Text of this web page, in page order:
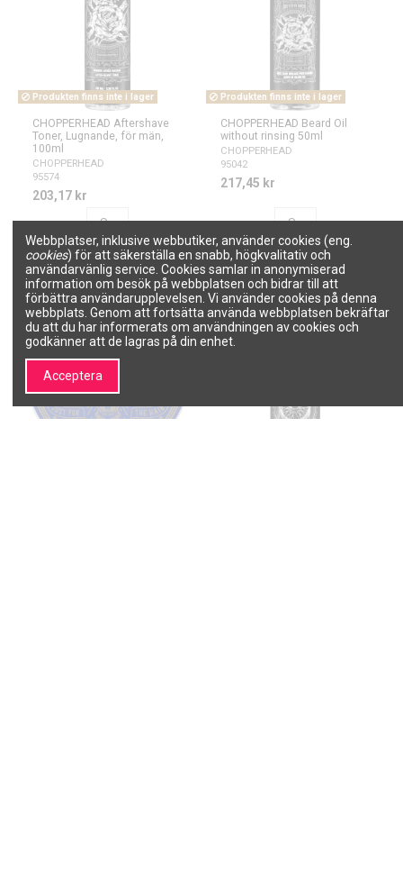
Produkten finns inte i lager
CHOPPERHEAD Aftershave
Toner, Lugnande, för män,
100ml
CHOPPERHEAD
95574
203,17 kr
Se
Produkten finns inte i lager
CHOPPERHEAD Beard Oil
without rinsing 50ml
CHOPPERHEAD
95042
217,45 kr
Se
Webbplatser, inklusive webbutiker, använder cookies (eng.
cookies) för att säkerställa en snabb, högkvalitativ och
användarvänlig service. Cookies samlar in anonymiserad
information om besök på webbplatsen och bidrar till att
förbättra användarupplevelsen. Vi använder cookies på denna
webbplats. Genom att fortsätta använda webbplatsen bekräftar
du att du har informerats om användningen av cookies och
godkänner att de lagras på din enhet.
Acceptera